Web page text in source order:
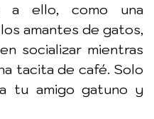
a ello, como una
amantes de gatos,
socializar mientras
tacita de café. Solo
tu amigo gatuno y